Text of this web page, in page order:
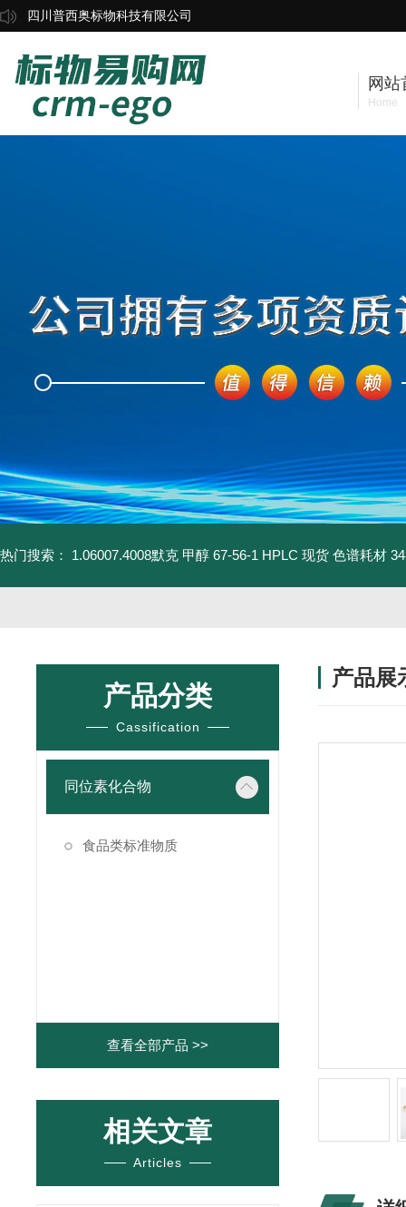
四川普西奥标物科技有限公司
网站
Home
热门搜索： 1.06007.4008默克 甲醇 67-56-1 HPLC 现货 色谱耗材
产品分类
Cassification
同位素化合物
食品类标准物质
查看全部产品 >>
相关文章
Articles
产品展